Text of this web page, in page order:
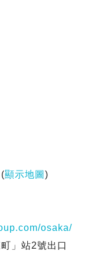
顯示地圖 )
osaka/
」站2號出口